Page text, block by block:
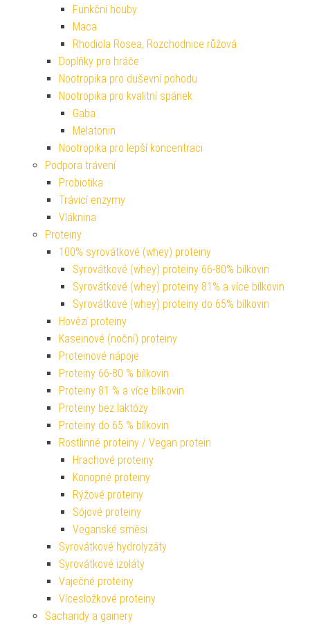
Funkční houby
Maca
Rhodiola Rosea, Rozchodnice růžová
Doplňky pro hráče
Nootropika pro duševní pohodu
Nootropika pro kvalitní spánek
Gaba
Melatonin
Nootropika pro lepší koncentraci
Podpora trávení
Probiotika
Trávicí enzymy
Vláknina
Proteiny
100% syrovátkové (whey) proteiny
Syrovátkové (whey) proteiny 66-80% bílkovin
Syrovátkové (whey) proteiny 81% a více bílkovin
Syrovátkové (whey) proteiny do 65% bílkovin
Hovězí proteiny
Kaseinové (noční) proteiny
Proteinové nápoje
Proteiny 66-80 % bílkovin
Proteiny 81 % a více bílkovin
Proteiny bez laktózy
Proteiny do 65 % bílkovin
Rostlinné proteiny / Vegan protein
Hrachové proteiny
Konopné proteiny
Rýžové proteiny
Sójové proteiny
Veganské směsi
Syrovátkové hydrolyzáty
Syrovátkové izoláty
Vaječné proteiny
Vícesložkové proteiny
Sacharidy a gainery